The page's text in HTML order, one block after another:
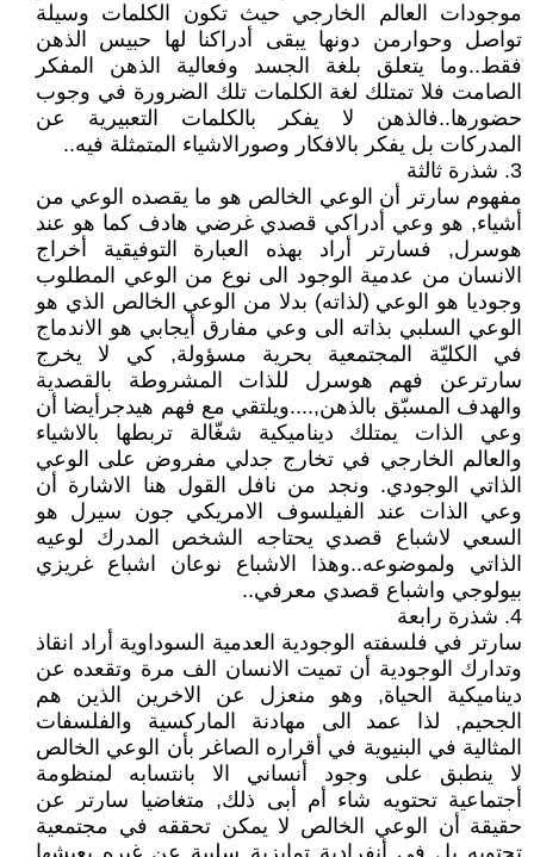
موجودات العالم الخارجي حيث تكون الكلمات وسيلة
تواصل وحوارمن دونها يبقى أدراكنا لها حبيس الذهن
فقط..وما يتعلق بلغة الجسد وفعالية الذهن المفكر
الصامت فلا تمتلك لغة الكلمات تلك الضرورة في وجوب
حضورها..فالذهن لا يفكر بالكلمات التعبيرية عن
المدركات بل يفكر بالافكار وصورالاشياء المتمثلة فيه..
3. شذرة ثالثة
مفهوم سارتر أن الوعي الخالص هو ما يقصده الوعي من
أشياء, هو وعي أدراكي قصدي غرضي هادف كما هو عند
هوسرل, فسارتر أراد بهذه العبارة التوفيقية أخراج
الانسان من عدمية الوجود الى نوع من الوعي المطلوب
وجوديا هو الوعي (لذاته) بدلا من الوعي الخالص الذي هو
الوعي السلبي بذاته الى وعي مفارق أيجابي هو الاندماج
في الكليّة المجتمعية بحرية مسؤولة, كي لا يخرج
سارترعن فهم هوسرل للذات المشروطة بالقصدية
والهدف المسبّق بالذهن,....ويلتقي مع فهم هيدجرأيضا أن
وعي الذات يمتلك ديناميكية شغّالة تربطها بالاشياء
والعالم الخارجي في تخارج جدلي مفروض على الوعي
الذاتي الوجودي. ونجد من نافل القول هنا الاشارة أن
وعي الذات عند الفيلسوف الامريكي جون سيرل هو
السعي لاشباع قصدي يحتاجه الشخص المدرك لوعيه
الذاتي ولموضوعه..وهذا الاشباع نوعان اشباع غريزي
بيولوجي واشباع قصدي معرفي..
4. شذرة رابعة
سارتر في فلسفته الوجودية العدمية السوداوية أراد انقاذ
وتدارك الوجودية أن تميت الانسان الف مرة وتقعده عن
ديناميكية الحياة, وهو منعزل عن الاخرين الذين هم
الجحيم, لذا عمد الى مهادنة الماركسية والفلسفات
المثالية في البنيوية في أقراره الصاغر بأن الوعي الخالص
لا ينطبق على وجود أنساني الا بانتسابه لمنظومة
أجتماعية تحتويه شاء أم أبى ذلك, متغاضيا سارتر عن
حقيقة أن الوعي الخالص لا يمكن تحققه في مجتمعية